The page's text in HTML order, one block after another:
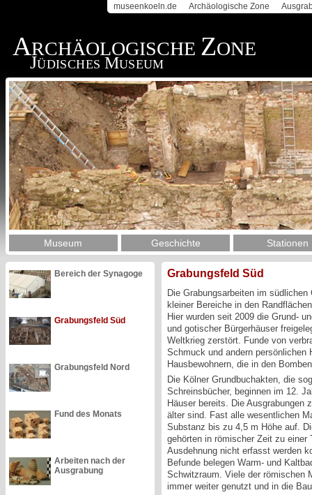
museenkoeln.de Archäologische Zone
ARCHÄOLOGISCHE ZONE
JÜDISCHES MUSEUM
Museum Geschichte Stationen
Bereich der Synagoge
Grabungsfeld Süd
Grabungsfeld Nord
Fund des Monats
Arbeiten nach der
Ausgrabung
Grabungsfeld Süd
Die Grabungsarbeiten im
kleiner Bereiche in den
Hier wurden seit 2009 die Grund-
und gotischer Bürgerhäuser
Weltkrieg zerstört. Funde von
Schmuck und andern persönlichen
Hausbewohnern, die in den
Die Kölner Grundbuchakten, die
Schreinsbücher, beginnen im 12.
Häuser bereits. Die Ausgrabungen
älter sind. Fast alle wesentlichen
Substanz bis zu 4,5 m Höhe auf.
gehörten in römischer Zeit zu einer
Ausdehnung nicht erfasst werden
Befunde belegen Warm- und
Schwitzraum. Viele der römischen
immer weiter genutzt und in die